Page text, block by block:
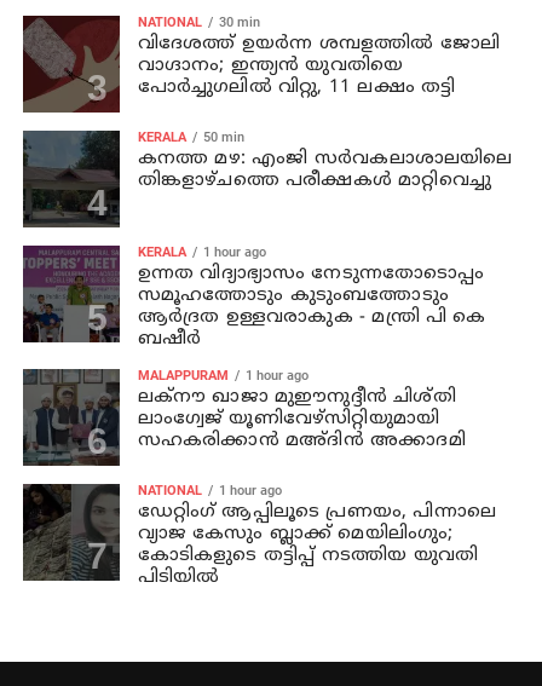
NATIONAL 30 min
വിദേശത്ത് ഉയർന്ന ശമ്പളത്തിൽ ജോലി
വാഗ്ദാനം; ഇന്ത്യൻ യുവതിയെ
പോർച്ചുഗലിൽ വിറ്റു, 11 ലക്ഷം തട്ടി
KERALA 50 min
കനത്ത മഴ: എംജി സർവകലാശാലയിലെ
തിങ്കളാഴ്ചത്തെ പരീക്ഷകൾ മാറ്റിവെച്ചു
KERALA 1 hour ago
ഉന്നത വിദ്യാഭ്യാസം നേടുന്നതോടൊപ്പം
സമൂഹത്തോടും കുടുംബത്തോടും
ആര്‍ദ്രത ഉള്ളവരാകുക - മന്ത്രി പി കെ
ബഷീര്‍
MALAPPURAM 1 hour ago
ലക്‌നൗ ഖാജാ മുഈനുദ്ദീന്‍ ചിശ്തി
ലാംഗ്വേജ് യൂണിവേഴ്‌സിറ്റിയുമായി
സഹകരിക്കാന്‍ മഅ്ദിന്‍ അക്കാദമി
NATIONAL 1 hour ago
ഡേറ്റിംഗ് ആപ്പിലൂടെ പ്രണയം, പിന്നാലെ
വ്യാജ കേസും ബ്ലാക്ക് മെയിലിംഗും;
കോടികളുടെ തട്ടിപ്പ് നടത്തിയ യുവതി
പിടിയിൽ